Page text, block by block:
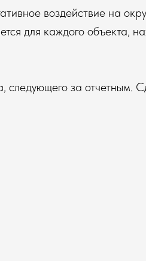
воздействие на
для каждого объекта,
следующего за отчетным.